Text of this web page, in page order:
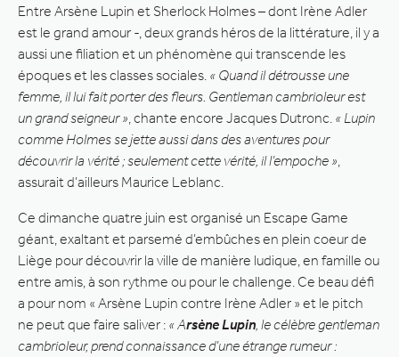
Entre Arsène Lupin et Sherlock Holmes – dont Irène Adler
est le grand amour -, deux grands héros de la littérature, il y a
aussi une filiation et un phénomène qui transcende les
époques et les classes sociales. « Quand il détrousse une
femme, il lui fait porter des fleurs. Gentleman cambrioleur est
un grand seigneur » , chante encore Jacques Dutronc. « Lupin
comme Holmes se jette aussi dans des aventures pour
découvrir la vérité ; seulement cette vérité, il l’empoche »
assurait d’ailleurs Maurice Leblanc.
Ce dimanche quatre juin est organisé un Escape Game
géant, exaltant et parsemé d’embûches en plein coeur de
Liège pour découvrir la ville de manière ludique, en famille ou
entre amis, à son rythme ou pour le challenge. Ce beau défi
a pour nom « Arsène Lupin contre Irène Adler » et le pitch
ne peut que faire saliver : « Arsène Lupin , le célèbre gentleman
cambrioleur, prend connaissance d’une étrange rumeur :